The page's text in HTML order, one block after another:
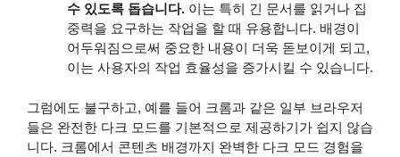
수 있도록 돕습니다. 이는 특히 긴 문서를 읽거나 집
중력을 요구하는 작업을 할 때 유용합니다. 배경이
어두워짐으로써 중요한 내용이 더욱 돋보이게 되고,
이는 사용자의 작업 효율성을 증가시킬 수 있습니다.
그럼에도 불구하고, 예를 들어 크롬과 같은 일부 브라우저
들은 완전한 다크 모드를 기본적으로 제공하기가 쉽지 않습
니다. 크롬에서 콘텐츠 배경까지 완벽한 다크 모드 경험을